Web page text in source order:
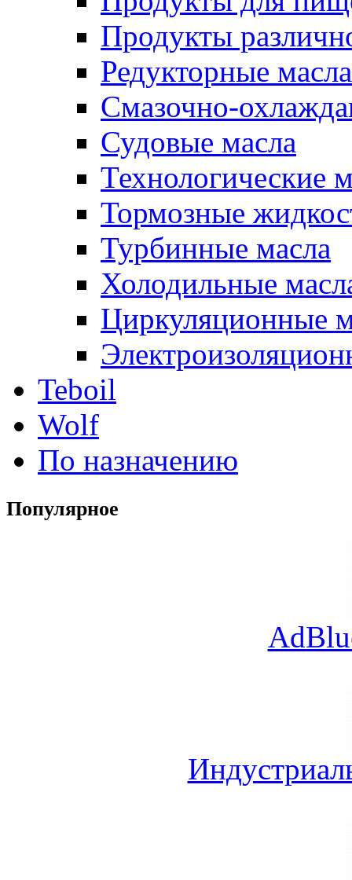
Продукты
Редукторные масла
Смазочно-
Судовые масла
Технологические
Тормозные
Турбинные масла
Холодильные
Циркуляционные
Teboil
Wolf
По назначению
Популярное